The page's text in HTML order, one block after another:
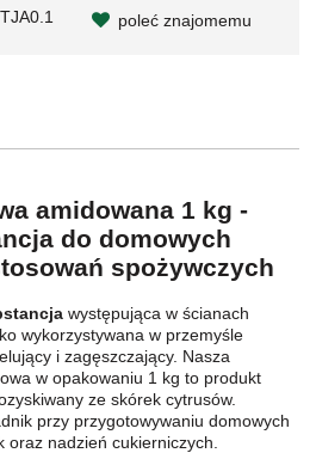
poleć znajomemu
amidowana 1 kg -
do domowych
spożywczych
występująca w ścianach
wykorzystywana w przemyśle
i zagęszczający. Nasza
w opakowaniu 1 kg to produkt
ze skórek cytrusów.
przy przygotowywaniu domowych
nadzień cukierniczych.